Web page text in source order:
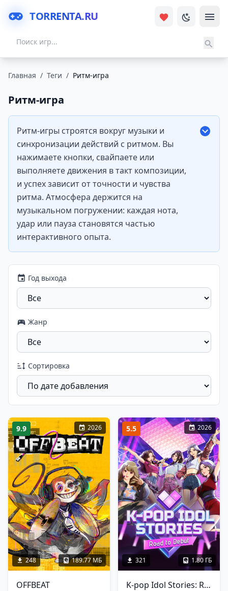
TORRENTA.RU
Главная / Теги / Ритм-игра
Ритм-игра
Ритм-игры строятся вокруг музыки и
синхронизации действий с ритмом. Вы
нажимаете кнопки, свайпаете или
выполняете движения в такт композиции,
и успех зависит от точности и чувства
ритма. Атмосфера держится на
музыкальном погружении: каждая нота,
удар или пауза становятся частью
интерактивного опыта.
Год выхода
Жанр
Сортировка
9.9 2026
248 189.77 МБ
OFFBEAT
5.5 2026
321 1.80 ГБ
K-pop Idol Stories: Road to Debut